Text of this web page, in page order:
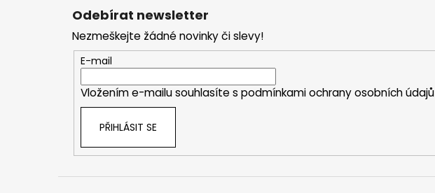
Odebírat newsletter
Nezmeškejte žádné novinky či slevy!
E-mail
Vložením e-mailu souhlasíte s podmínkami ochrany osobních údajů
PŘIHLÁSIT SE